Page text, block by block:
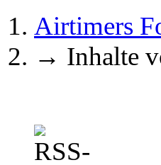
Airtimers
→ Inhalte